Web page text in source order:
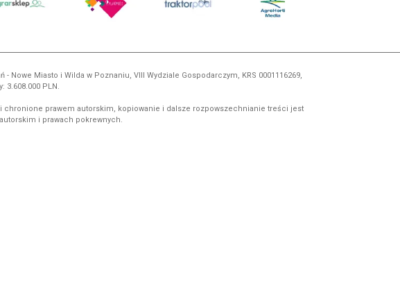
Miasto i Wilda w Poznaniu, VIII Wydziale Gospodarczym, KRS 0001116269,
3.608.000 PLN.
chronione prawem autorskim, kopiowanie i dalsze rozpowszechnianie treści jest
i prawach pokrewnych.